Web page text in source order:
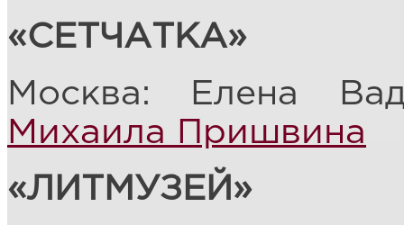
«СЕТЧАТКА»
Москва: Елена
Михаила Пришвина
«ЛИТМУЗЕЙ»